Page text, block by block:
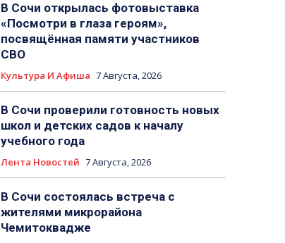
В Сочи открылась фотовыставка
«Посмотри в глаза героям»,
посвящённая памяти участников
СВО
Культура И Афиша 7 Августа, 2026
В Сочи проверили готовность новых
школ и детских садов к началу
учебного года
Лента Новостей 7 Августа, 2026
В Сочи состоялась встреча с
жителями микрорайона
Чемитоквадже